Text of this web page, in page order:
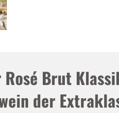
Rosé Brut
der